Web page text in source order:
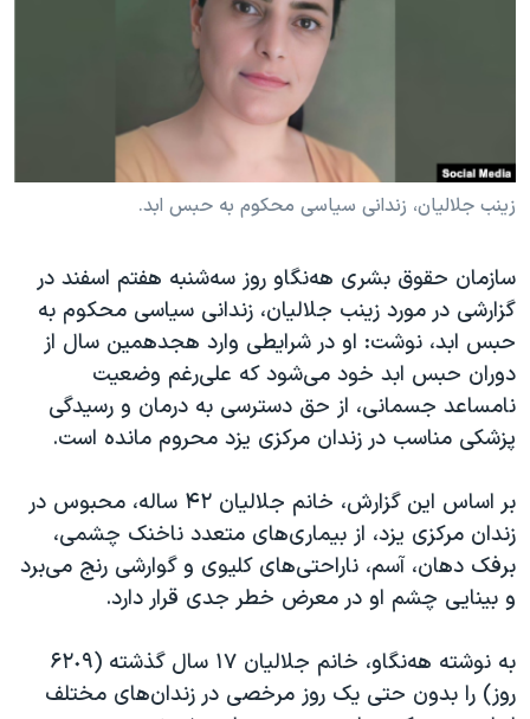
اسرائیل در جنگ
آرشیو پخش زنده
انتخابات ریاست جمهوری آمریکا ۲۰۲۴
حمله جمهوری اسلامی به اسرائیل
ورزش زنان در ایران
مجموعه مستندهای دادخواهی
تریبونال مردمی آبان ۹۸
دادگاه حمید نوری
چهل سال گروگان‌گیری
قانون شفافیت دارائی کادر رهبری ایران
اعتراضات مردمی آبان ۹۸
اسرائیل در جنگ
نرگس محمدی برنده جایزه نوبل صلح
صفحه‌های ویژه
سفر پرزیدنت ترامپ به چین
زبانهای مختلف
زینب جلالیان، زندانی سیاسی محکوم به حبس ابد.
سازمان حقوق بشری هەنگاو روز سه‌شنبه هفتم اسفند در
گزارشی در مورد زینب جلالیان، زندانی سیاسی محکوم به
حبس ابد، نوشت: او در شرایطی وارد هجدهمین سال از
دوران حبس ابد خود می‌شود که علی‌رغم وضعیت
نامساعد جسمانی، از حق دسترسی به درمان و رسیدگی
پزشکی مناسب در زندان مرکزی یزد محروم مانده است.
بر اساس این گزارش، خانم جلالیان ۴۲ ساله، محبوس در
زندان مرکزی یزد، از بیماری‌های متعدد ناخنک چشمی،
برفک دهان، آسم، ناراحتی‌های کلیوی و گوارشی رنج می‌برد
و بینایی چشم او در معرض خطر جدی قرار دارد.
به نوشته هه‌نگاو، خانم جلالیان ۱۷ سال گذشته (۶٢٠٩
روز) را بدون حتی یک روز مرخصی در زندان‌های مختلف